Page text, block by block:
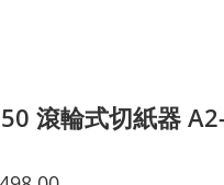
滾輪式切紙器